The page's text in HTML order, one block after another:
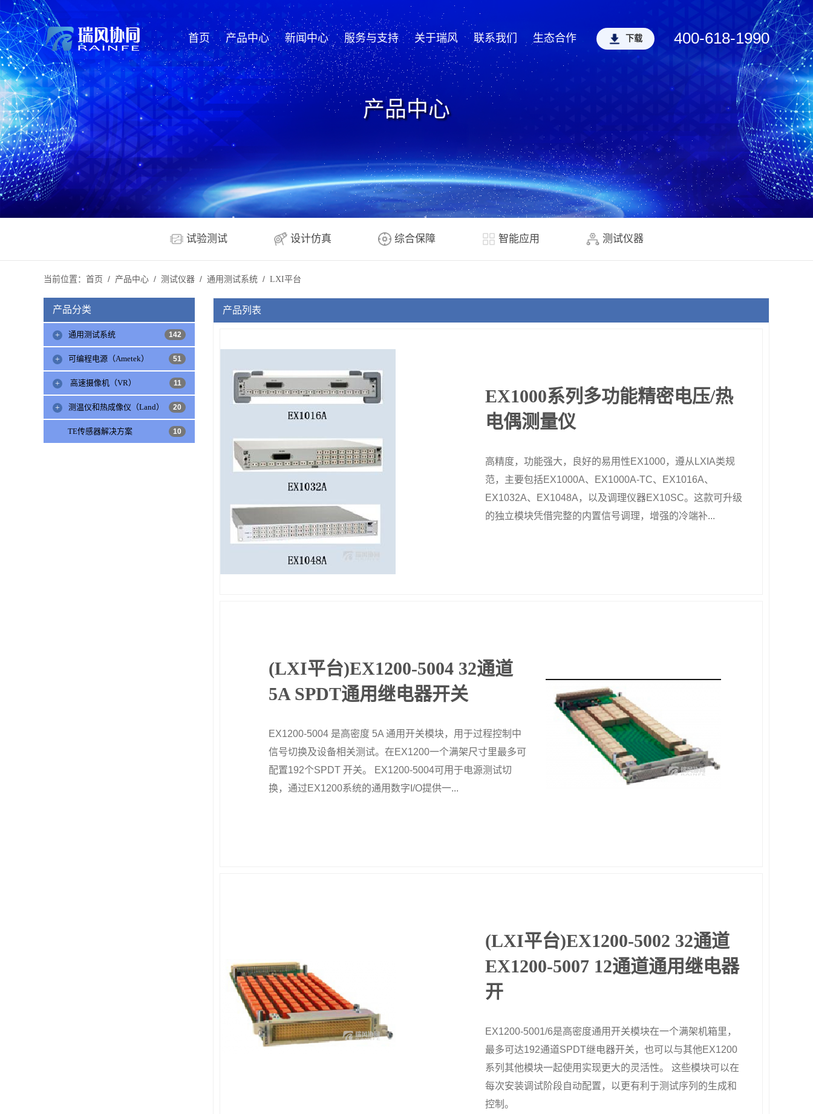
首页 产品中心 新闻中心 服务与支持 关于瑞风 联系我们 生态合作 下载 400-618-1990
产品中心
试验测试 设计仿真 综合保障 智能应用 测试仪器
当前位置： 首页 / 产品中心 / 测试仪器 / 通用测试系统 / LXI平台
产品分类
通用测试系统 142
可编程电源（Ametek） 51
高速摄像机（VR） 11
测温仪和热成像仪（Land） 20
TE传感器解决方案 10
产品列表
EX1000系列多功能精密电压/热
电偶测量仪
高精度，功能强大，良好的易用性EX1000，遵从LXIA类规
范，主要包括EX1000A、EX1000A-TC、EX1016A、
EX1032A、EX1048A，以及调理仪器EX10SC。这款可升级
的独立模块凭借完整的内置信号调理，增强的冷端补...
(LXI平台)EX1200-5004 32通道
5A SPDT通用继电器开关
EX1200-5004 是高密度 5A 通用开关模块，用于过程控制中
信号切换及设备相关测试。在EX1200一个满架尺寸里最多可
配置192个SPDT 开关。 EX1200-5004可用于电源测试切
换，通过EX1200系统的通用数字I/O提供一...
(LXI平台)EX1200-5002 32通道
EX1200-5007 12通道通用继电器
开
EX1200-5001/6是高密度通用开关模块在一个满架机箱里，
最多可达192通道SPDT继电器开关，也可以与其他EX1200
系列其他模块一起使用实现更大的灵活性。 这些模块可以在
每次安装调试阶段自动配置，以更有利于测试序列的生成和
控制。